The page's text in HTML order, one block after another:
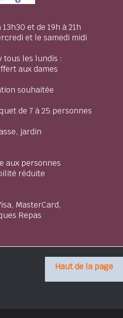
et de 19h à 21h
et le samedi midi
tous les lundis :
aux dames
souhaitée
de 7 à 25 personnes
jardin
aux personnes
réduite
MasterCard,
Repas
Haut de la page